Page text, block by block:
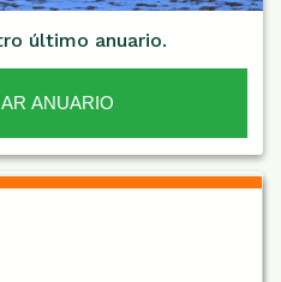
último anuario.
ANUARIO